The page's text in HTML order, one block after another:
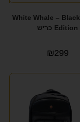
תיק גב White Whale – Black
Edition כריש
₪299